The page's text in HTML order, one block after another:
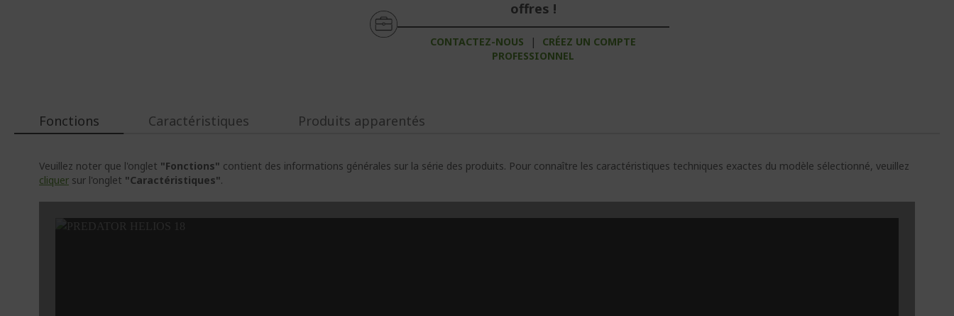
offres !
CONTACTEZ-NOUS |
CRÉEZ UN COMPTE
PROFESSIONNEL
Fonctions
Veuillez noter que l'onglet "Fonctions" contient des informations générales sur la série des produits. Pour connaître les caractéristiques techniques exactes du modèle sélectionné, veuillez
cliquer sur l'onglet "Caractéristiques".
Caractéristiques Produits apparentés